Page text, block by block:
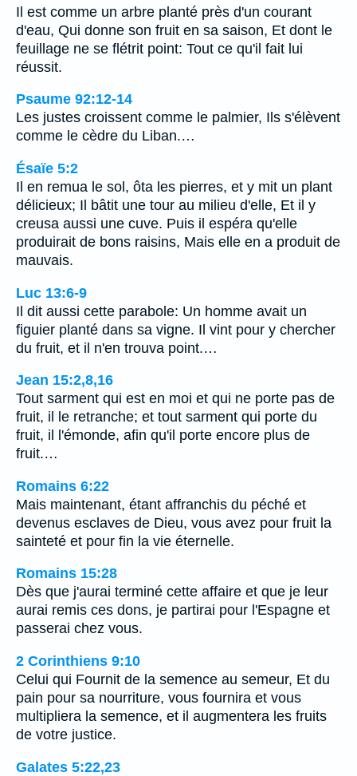
Il est comme un arbre planté près d'un courant
d'eau, Qui donne son fruit en sa saison, Et dont le
feuillage ne se flétrit point: Tout ce qu'il fait lui
réussit.
Psaume 92:12-14
Les justes croissent comme le palmier, Ils s'élèvent
comme le cèdre du Liban.…
Ésaïe 5:2
Il en remua le sol, ôta les pierres, et y mit un plant
délicieux; Il bâtit une tour au milieu d'elle, Et il y
creusa aussi une cuve. Puis il espéra qu'elle
produirait de bons raisins, Mais elle en a produit de
mauvais.
Luc 13:6-9
Il dit aussi cette parabole: Un homme avait un
figuier planté dans sa vigne. Il vint pour y chercher
du fruit, et il n'en trouva point.…
Jean 15:2,8,16
Tout sarment qui est en moi et qui ne porte pas de
fruit, il le retranche; et tout sarment qui porte du
fruit, il l'émonde, afin qu'il porte encore plus de
fruit.…
Romains 6:22
Mais maintenant, étant affranchis du péché et
devenus esclaves de Dieu, vous avez pour fruit la
sainteté et pour fin la vie éternelle.
Romains 15:28
Dès que j'aurai terminé cette affaire et que je leur
aurai remis ces dons, je partirai pour l'Espagne et
passerai chez vous.
2 Corinthiens 9:10
Celui qui Fournit de la semence au semeur, Et du
pain pour sa nourriture, vous fournira et vous
multipliera la semence, et il augmentera les fruits
de votre justice.
Galates 5:22,23